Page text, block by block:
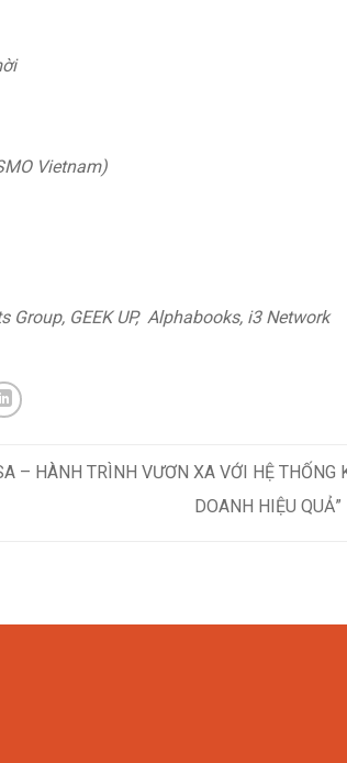
Vietnam)
GEEK UP, Alphabooks, i3 Network
– HÀNH TRÌNH VƯƠN XA VỚI HỆ THỐNG
DOANH HIỆU QUẢ”